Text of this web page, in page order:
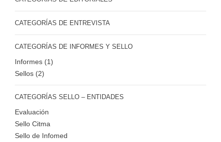
CATEGORÍAS DE ENTREVISTA
CATEGORÍAS DE INFORMES Y SELLO
Informes (1)
Sellos (2)
CATEGORÍAS SELLO – ENTIDADES
Evaluación
Sello Citma
Sello de Infomed